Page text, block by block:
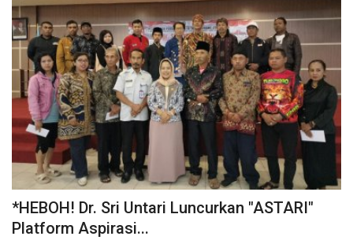
*HEBOH! Dr. Sri Untari Luncurkan "ASTARI"
Platform Aspirasi...